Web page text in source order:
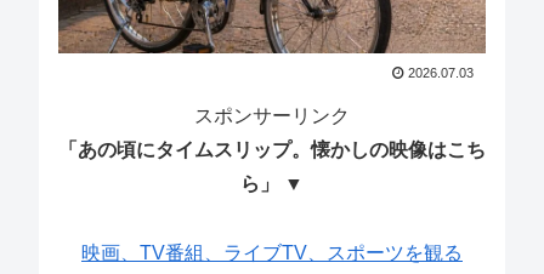
2026.07.03
スポンサーリンク
「あの頃にタイムスリップ。懐かしの映像はこち
ら」 ▼
映画、TV番組、ライブTV、スポーツを観る